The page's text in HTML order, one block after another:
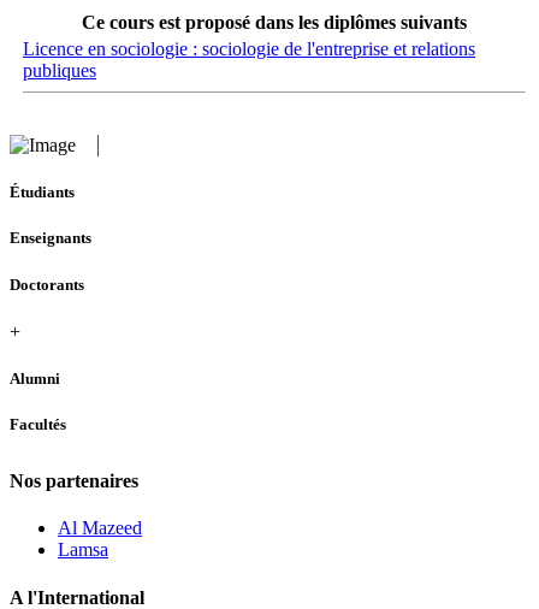
Ce cours est proposé dans les diplômes suivants
Licence en sociologie : sociologie de l'entreprise et relations
publiques
Étudiants
Enseignants
Doctorants
+
Alumni
Facultés
Nos partenaires
Al Mazeed
Lamsa
A l'International